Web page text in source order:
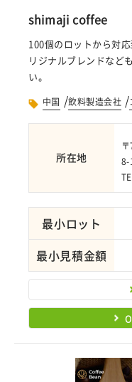
shimaji coffee
100個のロットから対
リジナルブレンドなど
い。
中国 /飲料製造会社 /
所在地
8-
最小ロット
最小見積金額